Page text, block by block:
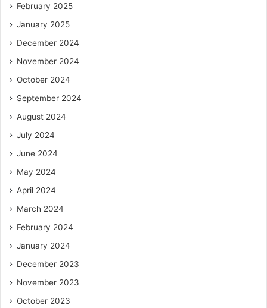
February 2025
January 2025
December 2024
November 2024
October 2024
September 2024
August 2024
July 2024
June 2024
May 2024
April 2024
March 2024
February 2024
January 2024
December 2023
November 2023
October 2023